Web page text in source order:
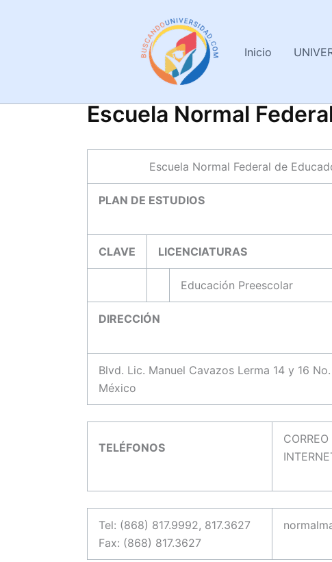
Inicio
Escuela Normal
Escuela Normal Federal de
PLAN DE ESTUDIOS
CLAVE LICENCIATURAS
Educación Preescolar
DIRECCIÓN
Blvd. Lic. Manuel Cavazos Lerma 14 y 16
México
TELÉFONOS
Tel: (868) 817.9992, 817.3627
Fax: (868) 817.3627